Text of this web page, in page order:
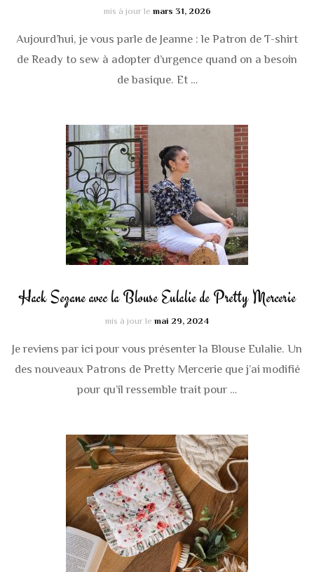
mis à jour le mars 31, 2026
Aujourd’hui, je vous parle de Jeanne : le Patron de T-shirt
de Ready to sew à adopter d’urgence quand on a besoin
de basique. Et …
Hack Sezane avec la Blouse Eulalie de Pretty Mercerie
mis à jour le mai 29, 2024
Je reviens par ici pour vous présenter la Blouse Eulalie. Un
des nouveaux Patrons de Pretty Mercerie que j’ai modifié
pour qu’il ressemble trait pour …